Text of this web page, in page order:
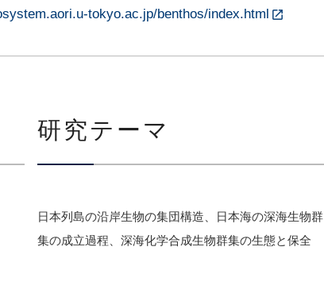
tokyo.ac.jp/benthos/index.html
研究テーマ
日本列島の沿岸生物の集団構造、日本海の深海生物群
集の成立過程、深海化学合成生物群集の生態と保全